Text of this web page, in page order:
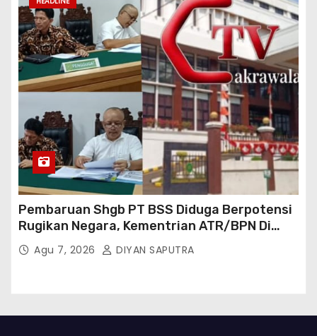
Pembaruan Shgb PT BSS Diduga Berpotensi
Rugikan Negara, Kementrian ATR/BPN Di
Gugat Di PTUN Jakarta
Agu 7, 2026 DIYAN SAPUTRA